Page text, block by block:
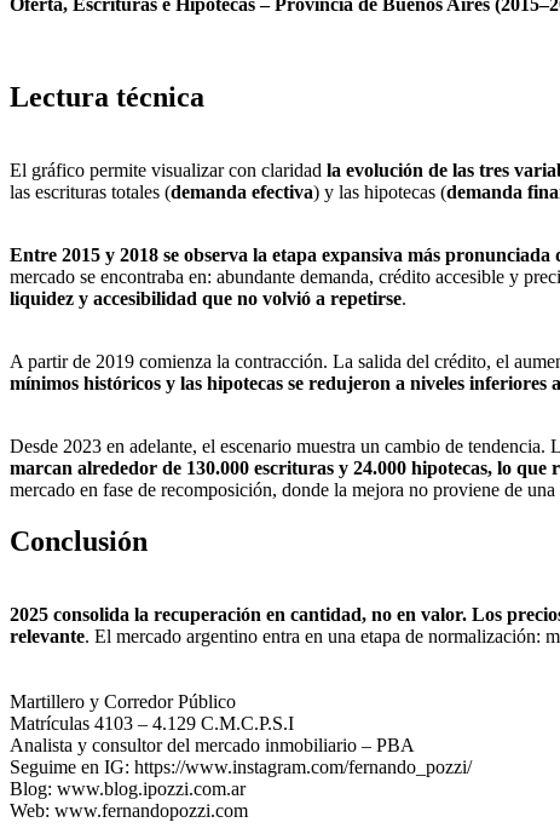
Lectura técnica
El gráfico permite visualizar con claridad la evolución de las tres
las escrituras totales (demanda efectiva) y las hipotecas (demanda
Entre 2015 y 2018 se observa la etapa expansiva más pronunciada
mercado se encontraba en: abundante demanda, crédito accesible y
liquidez y accesibilidad que no volvió a repetirse.
A partir de 2019 comienza la contracción. La salida del crédito, el
mínimos históricos y las hipotecas se redujeron a niveles inferiores
Desde 2023 en adelante, el escenario muestra un cambio de
marcan alrededor de 130.000 escrituras y 24.000 hipotecas, lo
mercado en fase de recomposición, donde la mejora no proviene de
Conclusión
2025 consolida la recuperación en cantidad, no en valor. Los
relevante. El mercado argentino entra en una etapa de normalización:
Martillero y Corredor Público
Matrículas 4103 – 4.129 C.M.C.P.S.I
Analista y consultor del mercado inmobiliario – PBA
Seguime en IG: https://www.instagram.com/fernando_pozzi/
Blog: www.blog.ipozzi.com.ar
Web: www.fernandopozzi.com